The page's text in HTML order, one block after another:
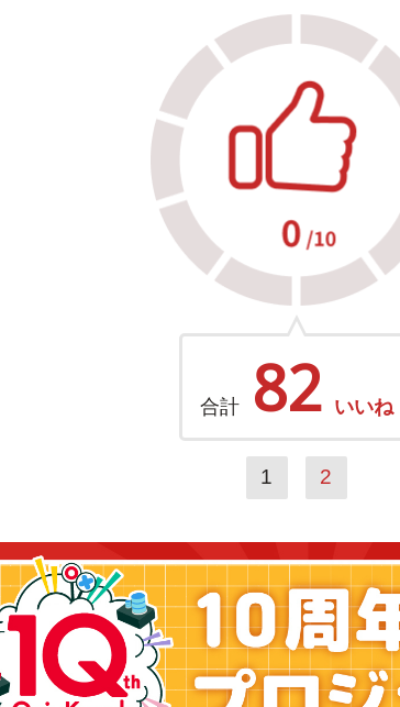
合計 82 いいね
1 2